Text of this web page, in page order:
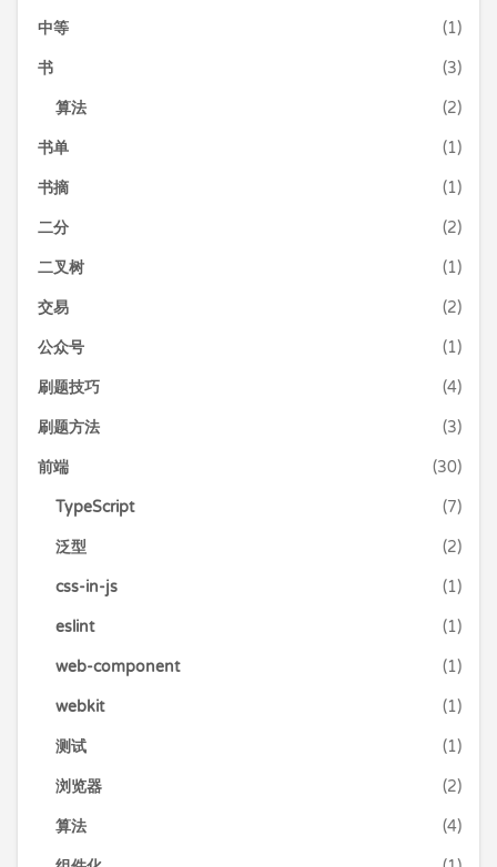
中等 (1)
书 (3)
算法 (2)
书单 (1)
书摘 (1)
二分 (2)
二叉树 (1)
交易 (2)
公众号 (1)
刷题技巧 (4)
刷题方法 (3)
前端 (30)
TypeScript (7)
泛型 (2)
css-in-js (1)
eslint (1)
web-component (1)
webkit (1)
测试 (1)
浏览器 (2)
算法 (4)